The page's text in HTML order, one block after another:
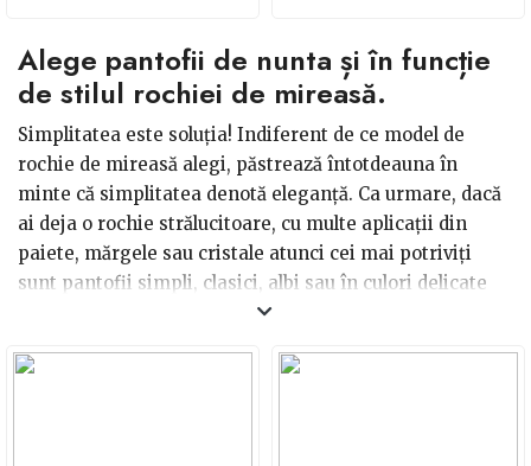
Alege pantofii de nunta și în funcție
de stilul rochiei de mireasă.
Simplitatea este soluția! Indiferent de ce model de
rochie de mireasă alegi, păstrează întotdeauna în
minte că simplitatea denotă eleganță. Ca urmare, dacă
ai deja o rochie strălucitoare, cu multe aplicații din
paiete, mărgele sau cristale atunci cei mai potriviți
sunt pantofii simpli, clasici, albi sau în culori delicate
precum cream, ivory, nuanţe de alb vanilat, nude auriu,
perle, aplicații Swarovski, dantelă se pot asorta cu